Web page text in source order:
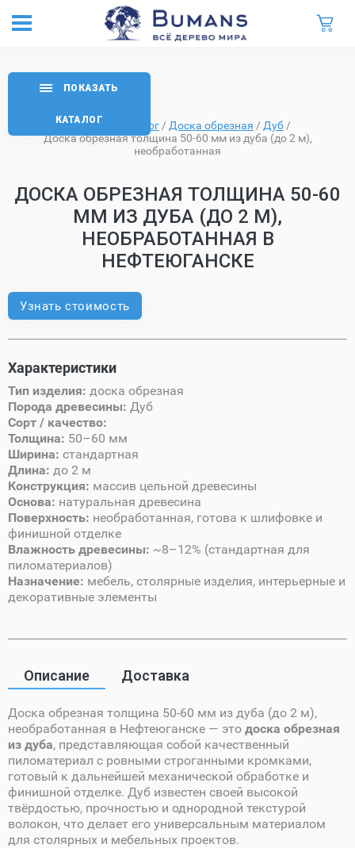
Главная Каталог / Доска обрезная / Дуб /
Доска обрезная толщина 50-60 мм из дуба (до 2 м),
необработанная
ДОСКА ОБРЕЗНАЯ ТОЛЩИНА 50-60
ММ ИЗ ДУБА (ДО 2 М),
НЕОБРАБОТАННАЯ В
НЕФТЕЮГАНСКЕ
ПОКАЗАТЬ
КАТАЛОГ
Узнать стоимость
Характеристики
Тип изделия: доска обрезная
Порода древесины: Дуб
Сорт / качество:
Толщина: 50–60 мм
Ширина: стандартная
Длина: до 2 м
Конструкция: массив цельной древесины
Основа: натуральная древесина
Поверхность: необработанная, готова к шлифовке и
финишной отделке
Влажность древесины: ~8–12% (стандартная для
пиломатериалов)
Назначение: мебель, столярные изделия, интерьерные и
декоративные элементы
Описание Доставка
Доска обрезная толщина 50-60 мм из дуба (до 2 м),
необработанная в Нефтеюганске — это доска обрезная
из дуба, представляющая собой качественный
пиломатериал с ровными строганными кромками,
готовый к дальнейшей механической обработке и
финишной отделке. Дуб известен своей высокой
твёрдостью, прочностью и однородной текстурой
волокон, что делает его универсальным материалом
для столярных и мебельных проектов.